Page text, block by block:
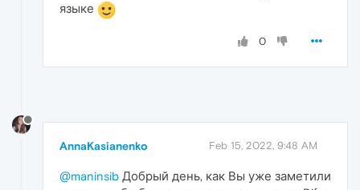
языке
0
AnnaKasianenko Feb 15, 2022, 9:48 AM
@maninsib Добрый день, как Вы уже заметили